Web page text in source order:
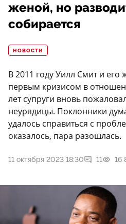
женой, но
собирается
НОВОСТИ
В 2011 году Уилл Смит и его
первым кризисом в
лет супруги вновь
неурядицы. Поклонники
удалось справиться с
оказалось, пара разошлась.
11 октября 2023 18:30 11 16